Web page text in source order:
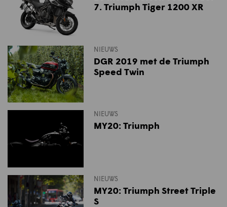
7. Triumph Tiger 1200 XR
NIEUWS
DGR 2019 met de Triumph
Speed Twin
NIEUWS
MY20: Triumph
NIEUWS
MY20: Triumph Street Triple
S